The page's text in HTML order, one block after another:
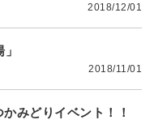
2018/12/01
2018/11/01
みどりイベント！！